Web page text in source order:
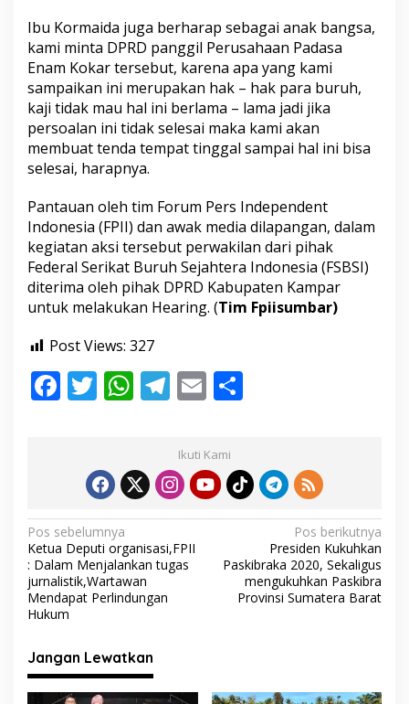
Ibu Kormaida juga berharap sebagai anak bangsa,
kami minta DPRD panggil Perusahaan Padasa
Enam Kokar tersebut, karena apa yang kami
sampaikan ini merupakan hak – hak para buruh,
kaji tidak mau hal ini berlama – lama jadi jika
persoalan ini tidak selesai maka kami akan
membuat tenda tempat tinggal sampai hal ini bisa
selesai, harapnya.
Pantauan oleh tim Forum Pers Independent
Indonesia (FPII) dan awak media dilapangan, dalam
kegiatan aksi tersebut perwakilan dari pihak
Federal Serikat Buruh Sejahtera Indonesia (FSBSI)
diterima oleh pihak DPRD Kabupaten Kampar
untuk melakukan Hearing. (Tim Fpiisumbar)
Post Views: 327
F
o
k
T
er
W
s
A
p
p
T
e
gr
a
m
E
ai
l e
Ikuti Kami
N
a
v
i
a
s
Pos sebelumnya
Ketua Deputi organisasi,FPII
: Dalam Menjalankan tugas
jurnalistik,Wartawan
Mendapat Perlindungan
Hukum
Pos berikutnya
Presiden Kukuhkan
Paskibraka 2020, Sekaligus
mengukuhkan Paskibra
Provinsi Sumatera Barat
Jangan Lewatkan